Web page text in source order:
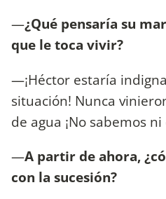
—¿Qué pensaría su
que le toca vivir?
—¡Héctor estaría
situación! Nunca
de agua ¡No sabemos
—A partir de ahora,
con la sucesión?